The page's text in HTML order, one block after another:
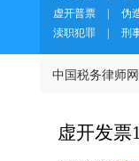
虚开普票
伪
渎职犯罪
刑
中国税务律师网
虚开发票